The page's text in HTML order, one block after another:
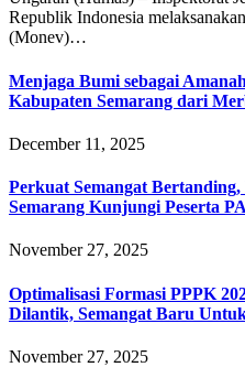
Republik Indonesia
(Monev)…
Menjaga Bumi sebagai
Kabupaten Semarang dari
December 11, 2025
Perkuat Semangat
Semarang Kunjungi Peserta
November 27, 2025
Optimalisasi Formasi PPPK
Dilantik, Semangat Baru
November 27, 2025